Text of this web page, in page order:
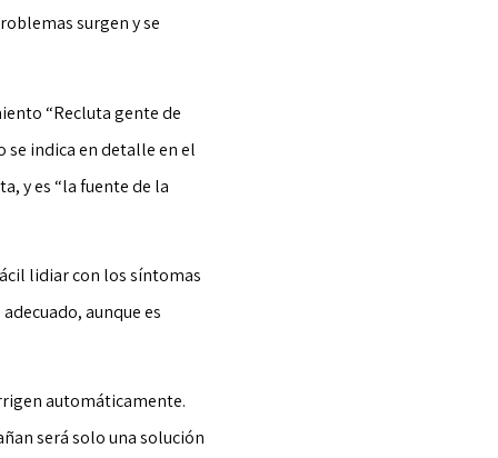
surgen y se
“Recluta gente de
se indica en detalle en el
y es “la fuente de la
lidiar con los síntomas
aunque es
automáticamente.
será solo una solución